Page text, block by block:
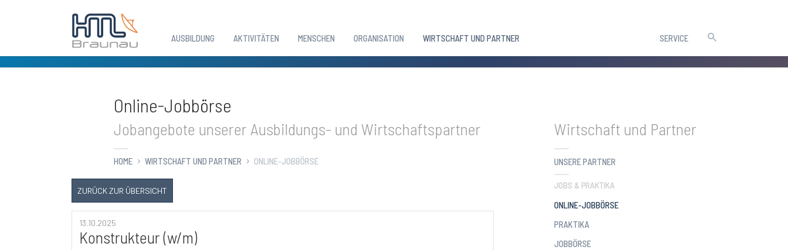
AUSBILDUNG AKTIVITÄTEN MENSCHEN ORGANISATION WIRTSCHAFT UND PARTNER SERVICE
Online-Jobbörse
Jobangebote unserer Ausbildungs- und Wirtschaftspartner
HOME WIRTSCHAFT UND PARTNER ONLINE-JOBBÖRSE
ZURÜCK ZUR ÜBERSICHT
13.10.2025
Konstrukteur (w/m)
Wirtschaft und Partner
UNSERE PARTNER
JOBS & PRAKTIKA
ONLINE-JOBBÖRSE(CURRENT)
PRAKTIKA
JOBBÖRSE